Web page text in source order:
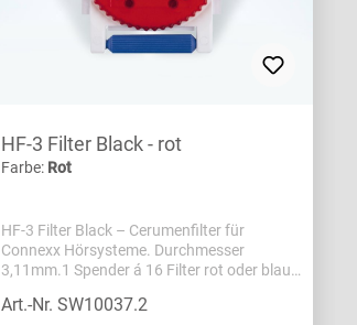
HF-3 Filter Black - rot
Farbe: Rot
HF-3 Filter Black – Cerumenfilter für
Connexx Hörsysteme. Durchmesser
3,11mm.1 Spender á 16 Filter rot oder blau
Art.-Nr. SW10037.2